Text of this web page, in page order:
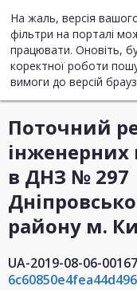
На жаль, версія
фільтри на порталі
працювати. Оновіть,
коректної роботи
вимоги до версій
Поточний
в ДНЗ № 297
району м.
UA-2019-08-06-